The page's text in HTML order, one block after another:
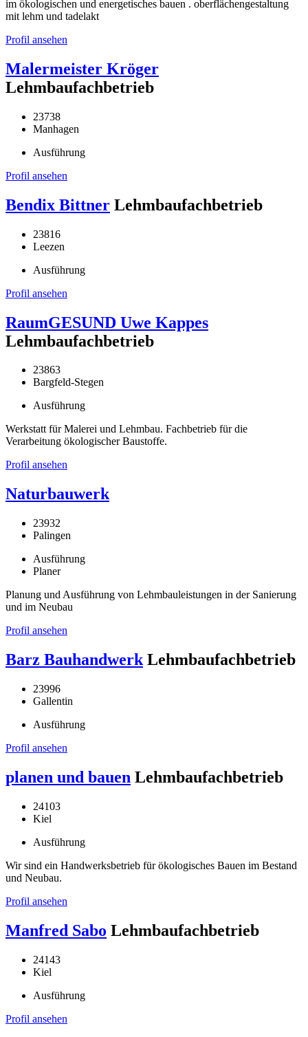
im ökologischen und energetisches bauen . oberflächengestaltung
mit lehm und tadelakt
Profil ansehen
Malermeister Kröger
Lehmbaufachbetrieb
23738
Manhagen
Ausführung
Profil ansehen
Bendix Bittner Lehmbaufachbetrieb
23816
Leezen
Ausführung
Profil ansehen
RaumGESUND Uwe Kappes
Lehmbaufachbetrieb
23863
Bargfeld-Stegen
Ausführung
Werkstatt für Malerei und Lehmbau. Fachbetrieb für die
Verarbeitung ökologischer Baustoffe.
Profil ansehen
Naturbauwerk
23932
Palingen
Ausführung
Planer
Planung und Ausführung von Lehmbauleistungen in der Sanierung
und im Neubau
Profil ansehen
Barz Bauhandwerk Lehmbaufachbetrieb
23996
Gallentin
Ausführung
Profil ansehen
planen und bauen Lehmbaufachbetrieb
24103
Kiel
Ausführung
Wir sind ein Handwerksbetrieb für ökologisches Bauen im Bestand
und Neubau.
Profil ansehen
Manfred Sabo Lehmbaufachbetrieb
24143
Kiel
Ausführung
Profil ansehen